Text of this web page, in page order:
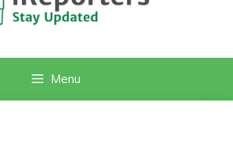
Menu